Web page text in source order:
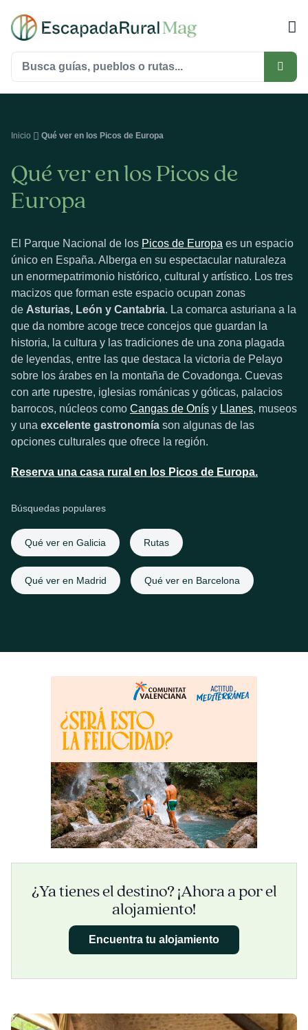
contenido
Buscar:
Inicio Qué ver en los Picos de Europa
Qué ver en los Picos de
Europa
El Parque Nacional de los Picos de Europa es un espacio
único en España. Alberga en su espectacular naturaleza
un enormepatrimonio histórico, cultural y artístico. Los tres
macizos que forman este espacio ocupan zonas
de Asturias, León y Cantabria. La comarca asturiana a la
que da nombre acoge trece concejos que guardan la
historia, la cultura y las tradiciones de una zona plagada
de leyendas, entre las que destaca la victoria de Pelayo
sobre los árabes en la montaña de Covadonga. Cuevas
con arte rupestre, iglesias románicas y góticas, palacios
barrocos, núcleos como Cangas de Onísy Llanes, museos
y una excelente gastronomíason algunas de las
opciones culturales que ofrece la región.
Reserva una casa rural en los Picos de Europa.
Búsquedas populares
Qué ver en Galicia Rutas
Qué ver en Madrid Qué ver en Barcelona
¿Ya tienes el destino? ¡Ahora a por el
alojamiento!
Encuentra tu alojamiento